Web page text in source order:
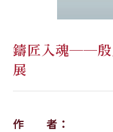
鑄匠入魂──殷
展
作 者：